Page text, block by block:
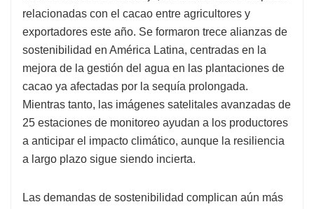
relacionadas con el cacao entre agricultores y
exportadores este año. Se formaron trece alianzas de
sostenibilidad en América Latina, centradas en la
mejora de la gestión del agua en las plantaciones de
cacao ya afectadas por la sequía prolongada.
Mientras tanto, las imágenes satelitales avanzadas de
25 estaciones de monitoreo ayudan a los productores
a anticipar el impacto climático, aunque la resiliencia
a largo plazo sigue siendo incierta.
Las demandas de sostenibilidad complican aún más